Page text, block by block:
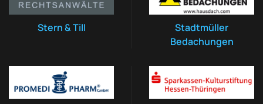
Stern & Till
Stadtmüller
Bedachungen